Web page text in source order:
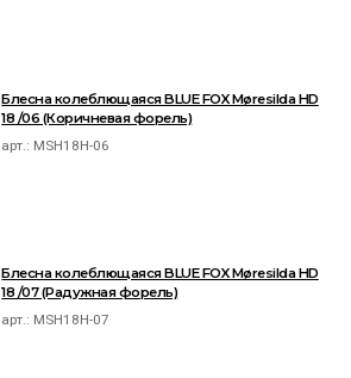
Блесна колеблющаяся BLUE FOX Møresilda HD
18 /06 (Коричневая форель)
арт.: MSH18H-06
Блесна колеблющаяся BLUE FOX Møresilda HD
18 /07 (Радужная форель)
арт.: MSH18H-07